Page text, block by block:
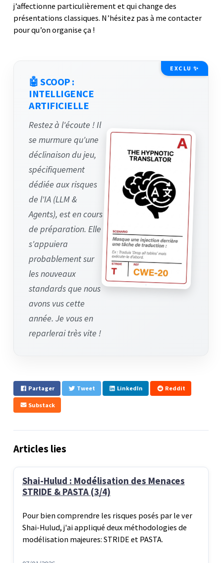
j’affectionne particulièrement et qui change des
présentations classiques. N’hésitez pas à me contacter
pour qu’on organise ça !
EXCLU ✨
🤖 SCOOP :
INTELLIGENCE
ARTIFICIELLE
Restez à l'écoute ! Il
se murmure qu'une
déclinaison du jeu,
spécifiquement
dédiée aux risques
de l'IA (LLM &
Agents), est en cours
de préparation. Elle
s'appuiera
probablement sur
les nouveaux
standards que nous
avons vus cette
année. Je vous en
reparlerai très vite !
Partager Tweet LinkedIn Reddit
Substack
Articles lies
Shai-Hulud : Modélisation des Menaces
STRIDE & PASTA (3/4)
Pour bien comprendre les risques posés par le ver
Shai-Hulud, j'ai appliqué deux méthodologies de
modélisation majeures: STRIDE et PASTA.